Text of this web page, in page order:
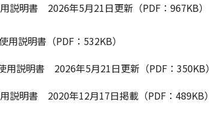
説明書 2026年5月21日更新（PDF：967KB）
用説明書（PDF：532KB）
用説明書 2026年5月21日更新（PDF：350KB）
説明書 2020年12月17日掲載（PDF：489KB）